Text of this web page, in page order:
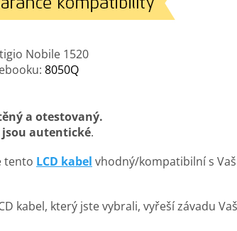
Nobile 1520
8050Q
a otestovaný.
autentické.
tento LCD kabel vhodný/kompatibilní s
kabel, který jste vybrali, vyřeší závadu